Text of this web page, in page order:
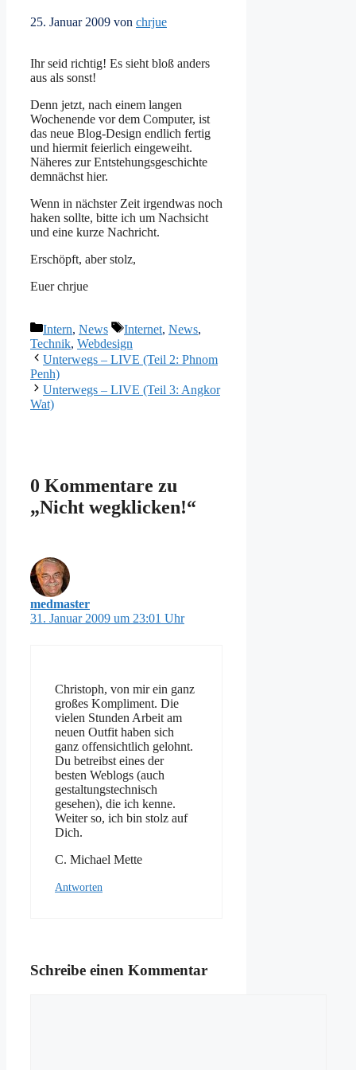
25. Januar 2009 von chrjue
Ihr seid richtig! Es sieht bloß anders
aus als sonst!
Denn jetzt, nach einem langen
Wochenende vor dem Computer, ist
das neue Blog-Design endlich fertig
und hiermit feierlich eingeweiht.
Näheres zur Entstehungsgeschichte
demnächst hier.
Wenn in nächster Zeit irgendwas noch
haken sollte, bitte ich um Nachsicht
und eine kurze Nachricht.
Erschöpft, aber stolz,
Euer chrjue
Kategorien
Intern, News Schlagwörter
Internet, News,
Technik, Webdesign
Unterwegs – LIVE (Teil 2: Phnom
Penh)
Unterwegs – LIVE (Teil 3: Angkor
Wat)
0 Kommentare zu
„Nicht wegklicken!“
medmaster
31. Januar 2009 um 23:01 Uhr
Christoph, von mir ein ganz
großes Kompliment. Die
vielen Stunden Arbeit am
neuen Outfit haben sich
ganz offensichtlich gelohnt.
Du betreibst eines der
besten Weblogs (auch
gestaltungstechnisch
gesehen), die ich kenne.
Weiter so, ich bin stolz auf
Dich.
C. Michael Mette
Antworten
Schreibe einen Kommentar